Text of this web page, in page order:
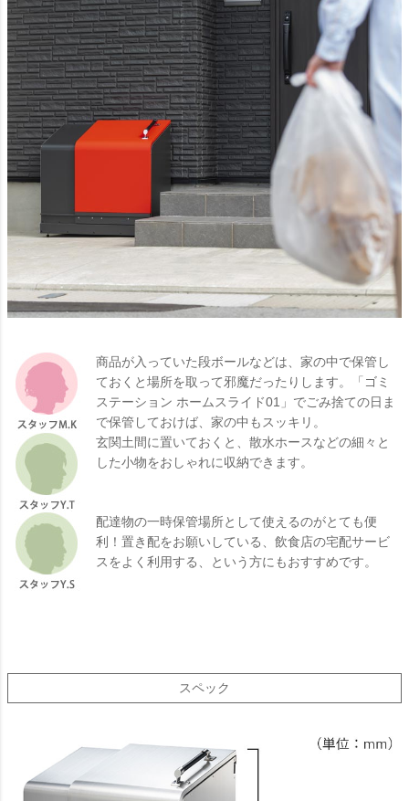
商品が入っていた段ボールなどは、家の中で保管し
ておくと場所を取って邪魔だったりします。「ゴミ
ステーション ホームスライド01」でごみ捨ての日ま
で保管しておけば、家の中もスッキリ。
玄関土間に置いておくと、散水ホースなどの細々と
した小物をおしゃれに収納できます。
配達物の一時保管場所として使えるのがとても便
利！置き配をお願いしている、飲食店の宅配サービ
スをよく利用する、という方にもおすすめです。
スペック